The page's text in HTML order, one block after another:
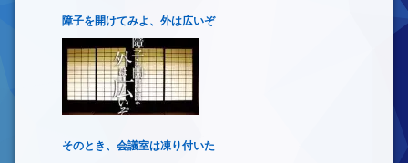
障子を開けてみよ、外は広いぞ
そのとき、会議室は凍り付いた